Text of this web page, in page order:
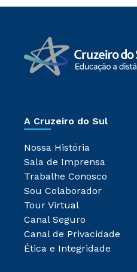
A Cruzeiro do Sul
Nossa História
Sala de Imprensa
Trabalhe Conosco
Sou Colaborador
Tour Virtual
Canal Seguro
Canal de Privacidade
Ética e Integridade